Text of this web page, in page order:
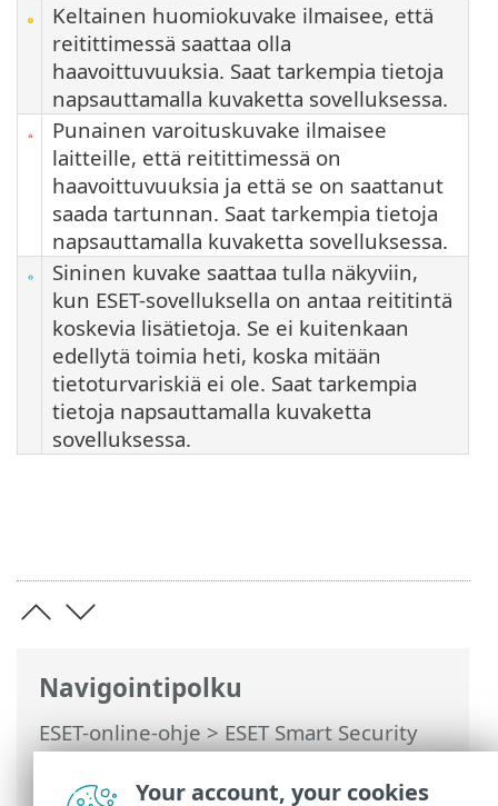
Navigointipolku
ESET-online-ohje>ESET Smart Security
Premium>Tuotteen ESET Smart Security
Premium käsitteleminen >Työkalut>
Keltainen huomiokuvake ilmaisee, että
reitittimessä saattaa olla
haavoittuvuuksia. Saat tarkempia tietoja
napsauttamalla kuvaketta sovelluksessa.
Punainen varoituskuvake ilmaisee
laitteille, että reitittimessä on
haavoittuvuuksia ja että se on saattanut
saada tartunnan. Saat tarkempia tietoja
napsauttamalla kuvaketta sovelluksessa.
Sininen kuvake saattaa tulla näkyviin,
kun ESET-sovelluksella on antaa reititintä
koskevia lisätietoja. Se ei kuitenkaan
edellytä toimia heti, koska mitään
tietoturvariskiä ei ole. Saat tarkempia
tietoja napsauttamalla kuvaketta
sovelluksessa.
Your account, your cookies